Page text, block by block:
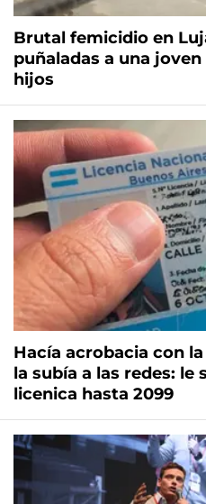
Brutal femicidio en
puñaladas a una
hijos
Hacía acrobacia con
la subía a las redes: le
licenica hasta 2099